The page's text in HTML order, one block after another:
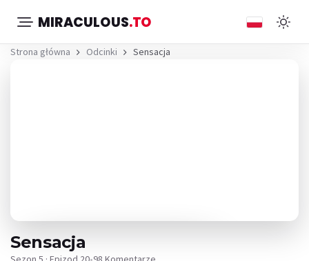
MIRACULOUS.TO
Strona główna Odcinki Sensacja
Sensacja